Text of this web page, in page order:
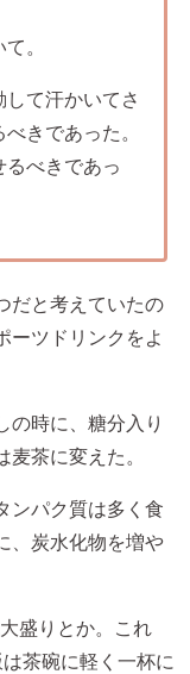
。
て汗かいてさ
きであった。
るべきであっ
だと考えていたの
ーツドリンクをよ
の時に、糖分入り
茶に変えた。
ンパク質は多く食
、炭水化物を増や
盛りとか。これ
茶碗に軽く一杯に